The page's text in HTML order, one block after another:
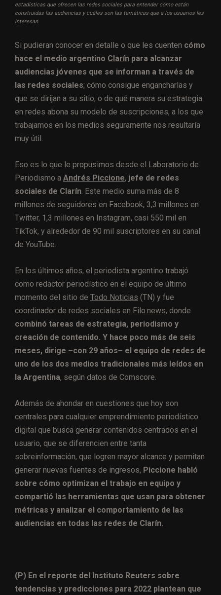
estadísticas que ofrecen las redes sociales para entender cómo están
construidas las audiencias y cuáles son las temáticas que a los usuarios les
interesan.
Si pudieran conocer en detalle o que les cuenten cómo
hace el medio argentino Clarín para alcanzar
audiencias jóvenes que se informan a través de
las redes sociales; cómo consigue engancharlas y
que se dirijan a su sitio; o de qué manera su estrategia
en redes abona su modelo de suscripciones, a los que
trabajamos en los medios seguramente nos resultaría
muy útil.
Eso es lo que le propusimos desde el Laboratorio de
Periodismo a Andrés Piccione, jefe de redes
sociales de Clarín . Este medio suma más de 8
millones de seguidores en Facebook, 3,3 millones en
Twitter, 1,3 millones en Instagram, casi 550 mil en
TikTok, y alrededor de 90 mil suscriptores en su canal
de YouTube.
En los últimos años, el periodista argentino trabajó
como redactor periodístico en el equipo de último
momento del sitio de Todo Noticias (TN) y fue
coordinador de redes sociales en Filo.news, donde
combinó tareas de estrategia, periodismo y
creación de contenido. Y hace poco más de seis
meses, dirige –con 29 años– el equipo de redes de
uno de los dos medios tradicionales más leídos en
la Argentina, según datos de Comscore.
Además de ahondar en cuestiones que hoy son
centrales para cualquier emprendimiento periodístico
digital que busca generar contenidos centrados en el
usuario, que se diferencien entre tanta
sobreinformación, que logren mayor alcance y permitan
generar nuevas fuentes de ingresos, Piccione habló
sobre cómo optimizan el trabajo en equipo y
compartió las herramientas que usan para obtener
métricas y analizar el comportamiento de las
audiencias en todas las redes de Clarín.
(P) En el reporte del Instituto Reuters sobre
tendencias y predicciones para 2022 plantean que